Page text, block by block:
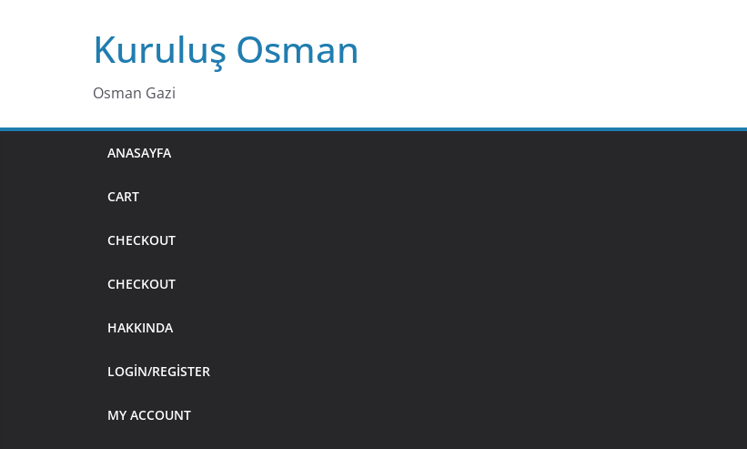
Kuruluş Osman
Osman Gazi
ANASAYFA
CART
CHECKOUT
CHECKOUT
HAKKINDA
LOGIN/REGISTER
MY ACCOUNT